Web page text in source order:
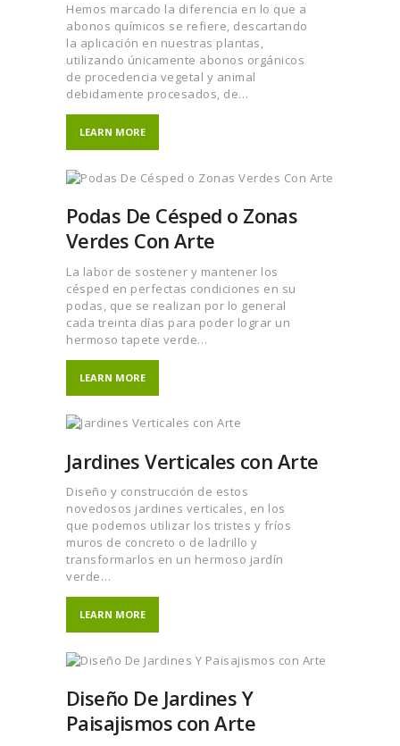
Hemos marcado la diferencia en lo que a
abonos químicos se refiere, descartando
la aplicación en nuestras plantas,
utilizando únicamente abonos orgánicos
de procedencia vegetal y animal
debidamente procesados, de…
LEARN MORE
Podas De Césped o Zonas
Verdes Con Arte
La labor de sostener y mantener los
césped en perfectas condiciones en su
podas, que se realizan por lo general
cada treinta días para poder lograr un
hermoso tapete verde…
LEARN MORE
Jardines Verticales con Arte
Diseño y construcción de estos
novedosos jardines verticales, en los
que podemos utilizar los tristes y fríos
muros de concreto o de ladrillo y
transformarlos en un hermoso jardín
verde…
LEARN MORE
Diseño De Jardines Y
Paisajismos con Arte